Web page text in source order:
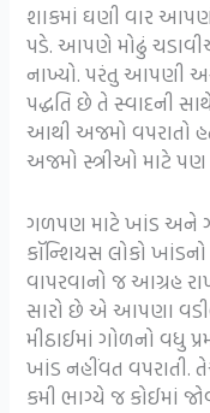
શાકમાં ઘણી વાર
પડે. આપણે મોઢું
નાખ્યો. પરંતુ આપણી
પદ્ધતિ છે તે સ્વાદની
આથી અજમો વપરાતો
અજમો સ્ત્રીઓ માટે
ગળપણ માટે ખાંડ અને
કૉન્શિયસ લોકો
વાપરવાનો જ આગ્રહ
સારો છે એ આપણા
મીઠાઈમાં ગોળનો વધુ
ખાંડ નહીંવત વપરાતી.
કમી ભાગ્યે જ કોઈમાં